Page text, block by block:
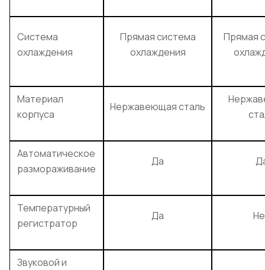
Система
охлаждения
Прямая система
охлаждения
Прямая
Материал
корпуса
Нержавеющая сталь
Автоматическое
размораживание
Да
Температурный
регистратор
Да
Звуковой и